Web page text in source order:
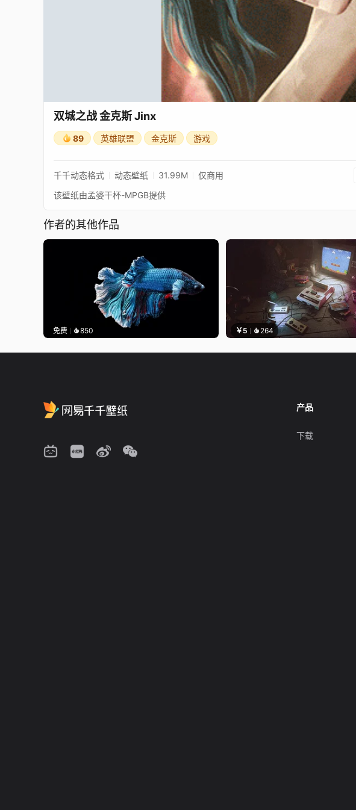
双城之战 金克斯 Jinx
89 英雄联盟 金克斯 游戏
千千动态格式 动态壁纸 31.99M 仅商用
该壁纸由孟婆干杯-MPGB提供
作者的其他作品
免费 850 ￥5 264
产品
下载